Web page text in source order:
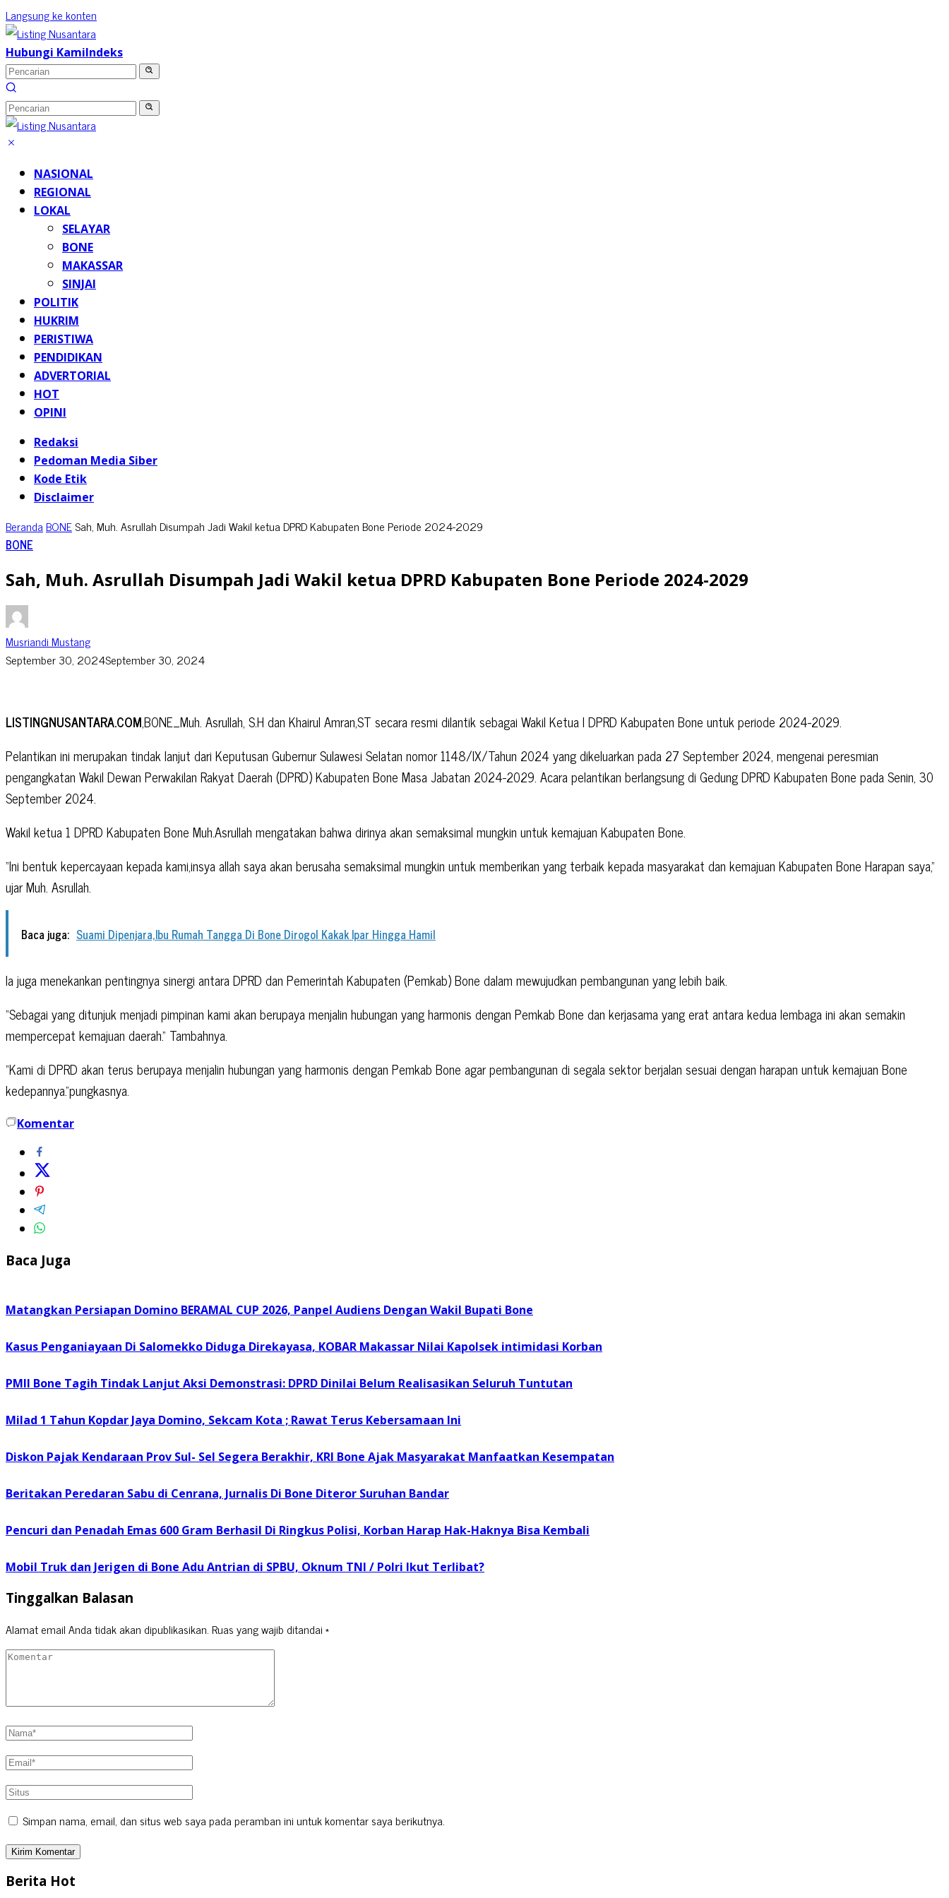
Langsung ke konten
Hubungi KamiIndeks
NASIONAL
REGIONAL
LOKAL
SELAYAR
BONE
MAKASSAR
SINJAI
POLITIK
HUKRIM
PERISTIWA
PENDIDIKAN
ADVERTORIAL
HOT
OPINI
Redaksi
Pedoman Media Siber
Kode Etik
Disclaimer
BerandaBONESah, Muh. Asrullah Disumpah Jadi Wakil ketua DPRD Kabupaten Bone Periode 2024-2029
BONE
Sah, Muh. Asrullah Disumpah Jadi Wakil ketua DPRD Kabupaten Bone Periode 2024-2029
Musriandi Mustang
September 30, 2024September 30, 2024
LISTINGNUSANTARA.COM,BONE_Muh. Asrullah, S.H dan Khairul Amran,ST secara resmi dilantik sebagai Wakil Ketua l DPRD Kabupaten Bone untuk periode 2024-2029.
Pelantikan ini merupakan tindak lanjut dari Keputusan Gubernur Sulawesi Selatan nomor 1148/IX/Tahun 2024 yang dikeluarkan pada 27 September 2024, mengenai peresmian
pengangkatan Wakil Dewan Perwakilan Rakyat Daerah (DPRD) Kabupaten Bone Masa Jabatan 2024-2029. Acara pelantikan berlangsung di Gedung DPRD Kabupaten Bone pada Senin, 30
September 2024.
Wakil ketua 1 DPRD Kabupaten Bone Muh.Asrullah mengatakan bahwa dirinya akan semaksimal mungkin untuk kemajuan Kabupaten Bone.
“Ini bentuk kepercayaan kepada kami,insya allah saya akan berusaha semaksimal mungkin untuk memberikan yang terbaik kepada masyarakat dan kemajuan Kabupaten Bone Harapan saya,”
ujar Muh. Asrullah.
Baca juga: Suami Dipenjara,Ibu Rumah Tangga Di Bone Dirogol Kakak Ipar Hingga Hamil
Ia juga menekankan pentingnya sinergi antara DPRD dan Pemerintah Kabupaten (Pemkab) Bone dalam mewujudkan pembangunan yang lebih baik.
“Sebagai yang ditunjuk menjadi pimpinan kami akan berupaya menjalin hubungan yang harmonis dengan Pemkab Bone dan kerjasama yang erat antara kedua lembaga ini akan semakin
mempercepat kemajuan daerah.” Tambahnya.
“Kami di DPRD akan terus berupaya menjalin hubungan yang harmonis dengan Pemkab Bone agar pembangunan di segala sektor berjalan sesuai dengan harapan untuk kemajuan Bone
kedepannya.”pungkasnya.
Komentar
Baca Juga
Matangkan Persiapan Domino BERAMAL CUP 2026, Panpel Audiens Dengan Wakil Bupati Bone
Kasus Penganiayaan Di Salomekko Diduga Direkayasa, KOBAR Makassar Nilai Kapolsek intimidasi Korban
PMII Bone Tagih Tindak Lanjut Aksi Demonstrasi: DPRD Dinilai Belum Realisasikan Seluruh Tuntutan
Milad 1 Tahun Kopdar Jaya Domino, Sekcam Kota ; Rawat Terus Kebersamaan Ini
Diskon Pajak Kendaraan Prov Sul- Sel Segera Berakhir, KRI Bone Ajak Masyarakat Manfaatkan Kesempatan
Beritakan Peredaran Sabu di Cenrana, Jurnalis Di Bone Diteror Suruhan Bandar
Pencuri dan Penadah Emas 600 Gram Berhasil Di Ringkus Polisi, Korban Harap Hak-Haknya Bisa Kembali
Mobil Truk dan Jerigen di Bone Adu Antrian di SPBU, Oknum TNI / Polri Ikut Terlibat?
Tinggalkan Balasan
Alamat email Anda tidak akan dipublikasikan.Ruas yang wajib ditandai*
Simpan nama, email, dan situs web saya pada peramban ini untuk komentar saya berikutnya.
Berita Hot